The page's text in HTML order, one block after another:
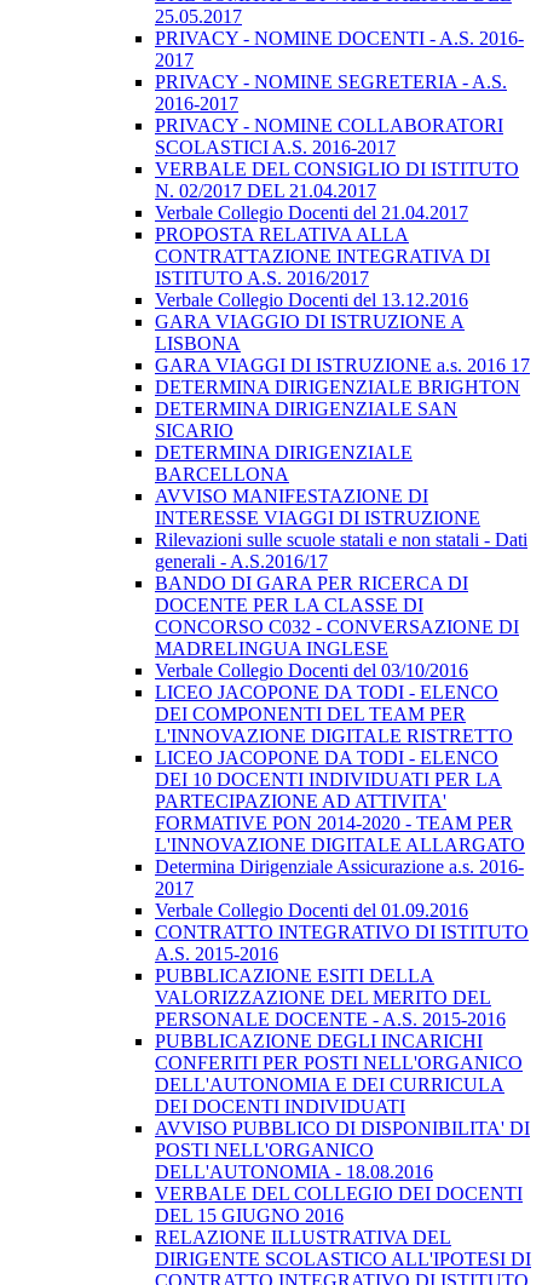
25.05.2017
PRIVACY - NOMINE DOCENTI - A.S. 2016-
2017
PRIVACY - NOMINE SEGRETERIA - A.S.
2016-2017
PRIVACY - NOMINE COLLABORATORI
SCOLASTICI A.S. 2016-2017
VERBALE DEL CONSIGLIO DI ISTITUTO
N. 02/2017 DEL 21.04.2017
Verbale Collegio Docenti del 21.04.2017
PROPOSTA RELATIVA ALLA
CONTRATTAZIONE INTEGRATIVA DI
ISTITUTO A.S. 2016/2017
Verbale Collegio Docenti del 13.12.2016
GARA VIAGGIO DI ISTRUZIONE A
LISBONA
GARA VIAGGI DI ISTRUZIONE a.s. 2016 17
DETERMINA DIRIGENZIALE BRIGHTON
DETERMINA DIRIGENZIALE SAN
SICARIO
DETERMINA DIRIGENZIALE
BARCELLONA
AVVISO MANIFESTAZIONE DI
INTERESSE VIAGGI DI ISTRUZIONE
Rilevazioni sulle scuole statali e non statali - Dati
generali - A.S.2016/17
BANDO DI GARA PER RICERCA DI
DOCENTE PER LA CLASSE DI
CONCORSO C032 - CONVERSAZIONE DI
MADRELINGUA INGLESE
Verbale Collegio Docenti del 03/10/2016
LICEO JACOPONE DA TODI - ELENCO
DEI COMPONENTI DEL TEAM PER
L'INNOVAZIONE DIGITALE RISTRETTO
LICEO JACOPONE DA TODI - ELENCO
DEI 10 DOCENTI INDIVIDUATI PER LA
PARTECIPAZIONE AD ATTIVITA'
FORMATIVE PON 2014-2020 - TEAM PER
L'INNOVAZIONE DIGITALE ALLARGATO
Determina Dirigenziale Assicurazione a.s. 2016-
2017
Verbale Collegio Docenti del 01.09.2016
CONTRATTO INTEGRATIVO DI ISTITUTO
A.S. 2015-2016
PUBBLICAZIONE ESITI DELLA
VALORIZZAZIONE DEL MERITO DEL
PERSONALE DOCENTE - A.S. 2015-2016
PUBBLICAZIONE DEGLI INCARICHI
CONFERITI PER POSTI NELL'ORGANICO
DELL'AUTONOMIA E DEI CURRICULA
DEI DOCENTI INDIVIDUATI
AVVISO PUBBLICO DI DISPONIBILITA' DI
POSTI NELL'ORGANICO
DELL'AUTONOMIA - 18.08.2016
VERBALE DEL COLLEGIO DEI DOCENTI
DEL 15 GIUGNO 2016
RELAZIONE ILLUSTRATIVA DEL
DIRIGENTE SCOLASTICO ALL'IPOTESI DI